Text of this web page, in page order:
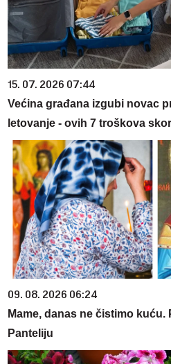
15. 07. 2026 07:44
Većina građana izgubi novac
letovanje - ovih 7 troškova
09. 08. 2026 06:24
Mame, danas ne čistimo kuću.
Panteliju